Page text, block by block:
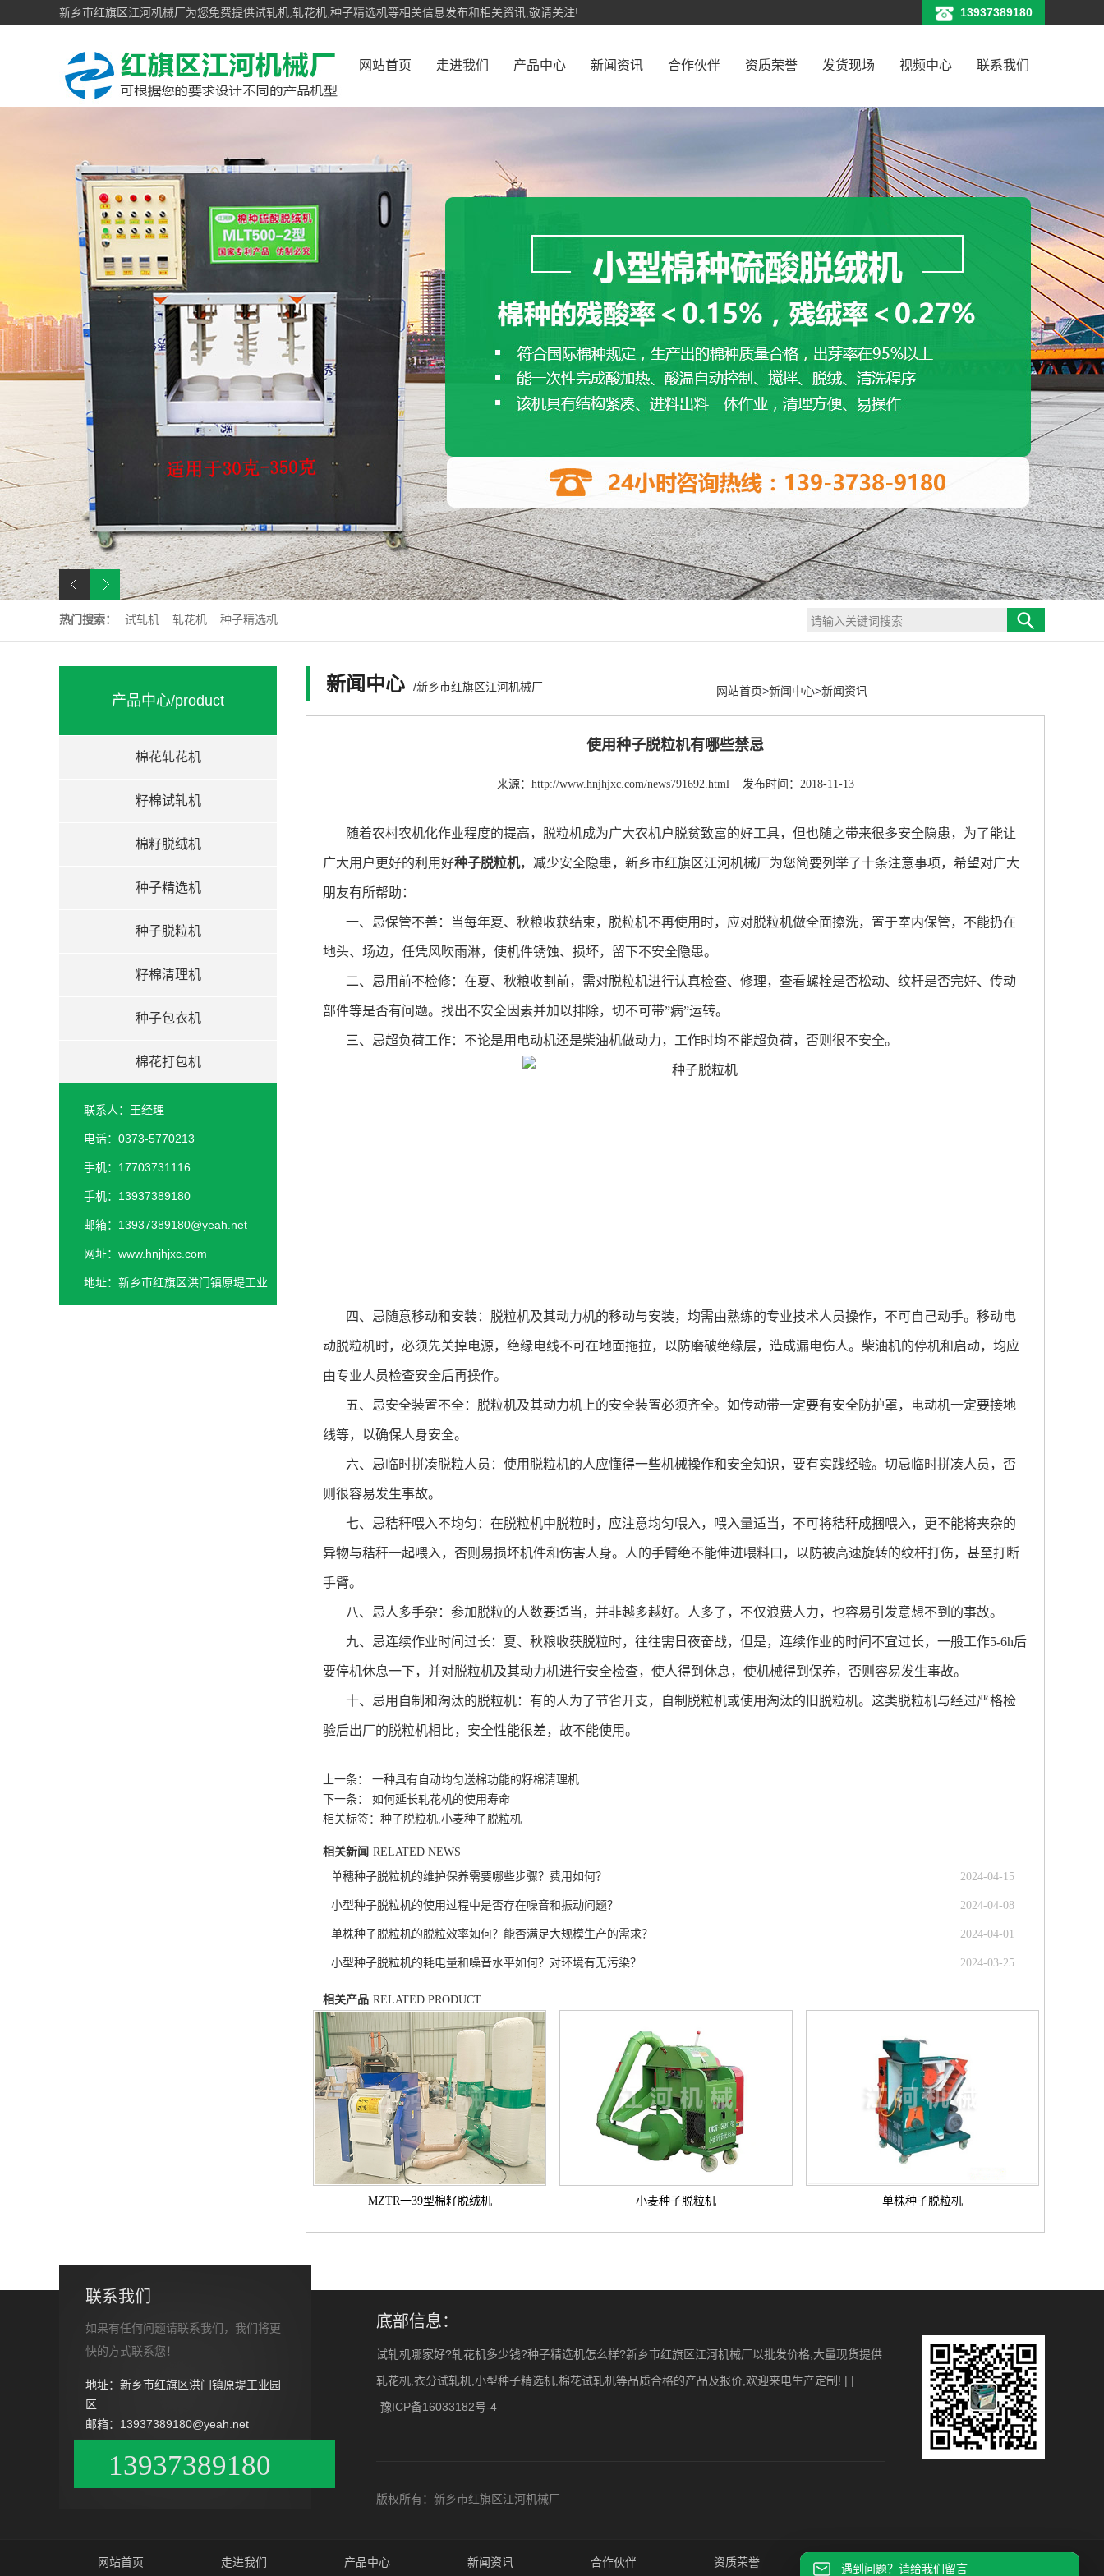
新乡市红旗区江河机械厂为您免费提供试轧机,轧花机,种子精选机等相关信息发布和相关资讯,敬请关注! 13937389180
网站首页 走进我们 产品中心 新闻资讯 合作伙伴 资质荣誉 发货现场 视频中心 联系我们
热门搜索： 试轧机 轧花机 种子精选机
产品中心/product
棉花轧花机
籽棉试轧机
棉籽脱绒机
种子精选机
种子脱粒机
籽棉清理机
种子包衣机
棉花打包机
联系人：王经理
电话：0373-5770213
手机：17703731116
手机：13937389180
邮箱：13937389180@yeah.net
网址：www.hnjhjxc.com
地址：新乡市红旗区洪门镇原堤工业
新闻中心 /新乡市红旗区江河机械厂 网站首页>新闻中心>新闻资讯
使用种子脱粒机有哪些禁忌
来源：http://www.hnjhjxc.com/news791692.html 发布时间：2018-11-13
随着农村农机化作业程度的提高，脱粒机成为广大农机户脱贫致富的好工具，但也随之带来很多安全隐患，为了能让
广大用户更好的利用好种子脱粒机，减少安全隐患，新乡市红旗区江河机械厂为您简要列举了十条注意事项，希望对广大
朋友有所帮助：
一、忌保管不善：当每年夏、秋粮收获结束，脱粒机不再使用时，应对脱粒机做全面擦洗，置于室内保管，不能扔在
地头、场边，任凭风吹雨淋，使机件锈蚀、损坏，留下不安全隐患。
二、忌用前不检修：在夏、秋粮收割前，需对脱粒机进行认真检查、修理，查看螺栓是否松动、纹杆是否完好、传动
部件等是否有问题。找出不安全因素并加以排除，切不可带”病”运转。
三、忌超负荷工作：不论是用电动机还是柴油机做动力，工作时均不能超负荷，否则很不安全。
四、忌随意移动和安装：脱粒机及其动力机的移动与安装，均需由熟练的专业技术人员操作，不可自己动手。移动电
动脱粒机时，必须先关掉电源，绝缘电线不可在地面拖拉，以防磨破绝缘层，造成漏电伤人。柴油机的停机和启动，均应
由专业人员检查安全后再操作。
五、忌安全装置不全：脱粒机及其动力机上的安全装置必须齐全。如传动带一定要有安全防护罩，电动机一定要接地
线等，以确保人身安全。
六、忌临时拼凑脱粒人员：使用脱粒机的人应懂得一些机械操作和安全知识，要有实践经验。切忌临时拼凑人员，否
则很容易发生事故。
七、忌秸秆喂入不均匀：在脱粒机中脱粒时，应注意均匀喂入，喂入量适当，不可将秸秆成捆喂入，更不能将夹杂的
异物与秸秆一起喂入，否则易损坏机件和伤害人身。人的手臂绝不能伸进喂料口，以防被高速旋转的纹杆打伤，甚至打断
手臂。
八、忌人多手杂：参加脱粒的人数要适当，并非越多越好。人多了，不仅浪费人力，也容易引发意想不到的事故。
九、忌连续作业时间过长：夏、秋粮收获脱粒时，往往需日夜奋战，但是，连续作业的时间不宜过长，一般工作5-6h后
要停机休息一下，并对脱粒机及其动力机进行安全检查，使人得到休息，使机械得到保养，否则容易发生事故。
十、忌用自制和淘汰的脱粒机：有的人为了节省开支，自制脱粒机或使用淘汰的旧脱粒机。这类脱粒机与经过严格检
验后出厂的脱粒机相比，安全性能很差，故不能使用。
上一条： 一种具有自动均匀送棉功能的籽棉清理机
下一条： 如何延长轧花机的使用寿命
相关标签：种子脱粒机,小麦种子脱粒机
相关新闻 RELATED NEWS
单穗种子脱粒机的维护保养需要哪些步骤？费用如何？
2024-04-15
小型种子脱粒机的使用过程中是否存在噪音和振动问题？ 2024-04-08
单株种子脱粒机的脱粒效率如何？能否满足大规模生产的需求？ 2024-04-01
小型种子脱粒机的耗电量和噪音水平如何？对环境有无污染？ 2024-03-25
相关产品 RELATED PRODUCT
MZTR一39型棉籽脱绒机 小麦种子脱粒机 单株种子脱粒机
联系我们
如果有任何问题请联系我们，我们将更
快的方式联系您！
地址：新乡市红旗区洪门镇原堤工业园
区
邮箱：13937389180@yeah.net
13937389180
底部信息：
试轧机哪家好?轧花机多少钱?种子精选机怎么样?新乡市红旗区江河机械厂以批发价格,大量现货提供
轧花机,衣分试轧机,小型种子精选机,棉花试轧机等品质合格的产品及报价,欢迎来电生产定制! | |
豫ICP备16033182号-4
版权所有：新乡市红旗区江河机械厂
网站首页 走进我们 产品中心 新闻资讯 合作伙伴 资质荣誉 发货现场 联系我们
遇到问题？请给我们留言